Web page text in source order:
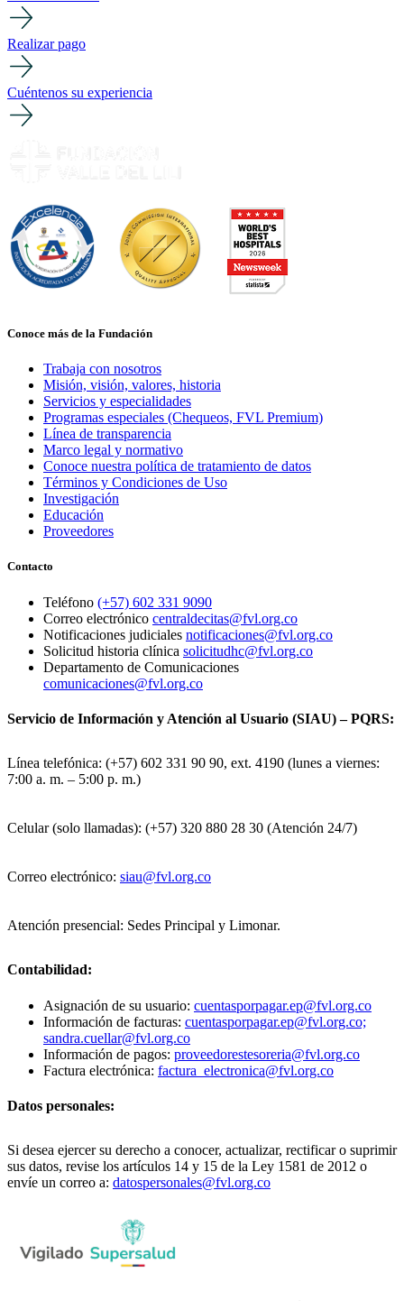
Realizar pago
Cuéntenos su experiencia
Conoce más de la Fundación
Trabaja con nosotros
Misión, visión, valores, historia
Servicios y especialidades
Programas especiales (Chequeos, FVL Premium)
Línea de transparencia
Marco legal y normativo
Conoce nuestra política de tratamiento de datos
Términos y Condiciones de Uso
Investigación
Educación
Proveedores
Contacto
Teléfono (+57) 602 331 9090
Correo electrónico centraldecitas@fvl.org.co
Notificaciones judiciales notificaciones@fvl.org.co
Solicitud historia clínica solicitudhc@fvl.org.co
Departamento de Comunicaciones
comunicaciones@fvl.org.co
Servicio de Información y Atención al Usuario (SIAU) – PQRS:
Línea telefónica: (+57) 602 331 90 90, ext. 4190 (lunes a viernes:
7:00 a. m. – 5:00 p. m.)
Celular (solo llamadas): (+57) 320 880 28 30 (Atención 24/7)
Correo electrónico: siau@fvl.org.co
Atención presencial: Sedes Principal y Limonar.
Contabilidad:
Asignación de su usuario: cuentasporpagar.ep@fvl.org.co
Información de facturas: cuentasporpagar.ep@fvl.org.co;
sandra.cuellar@fvl.org.co
Información de pagos: proveedorestesoreria@fvl.org.co
Factura electrónica: factura_electronica@fvl.org.co
Datos personales:
Si desea ejercer su derecho a conocer, actualizar, rectificar o suprimir
sus datos, revise los artículos 14 y 15 de la Ley 1581 de 2012 o
envíe un correo a: datospersonales@fvl.org.co